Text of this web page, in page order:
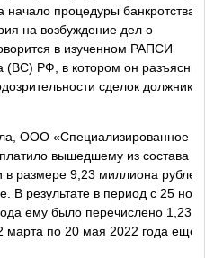
процедуры банкротства,
на возбуждение дел о
в изученном РАПСИ
РФ, в котором он разъяснил
сделок должника.
ООО «Специализированное
вышедшему из состава
в размере 9,23 миллиона
В результате в период с 25
ему было перечислено 1,23
марта по 20 мая 2022 года еще